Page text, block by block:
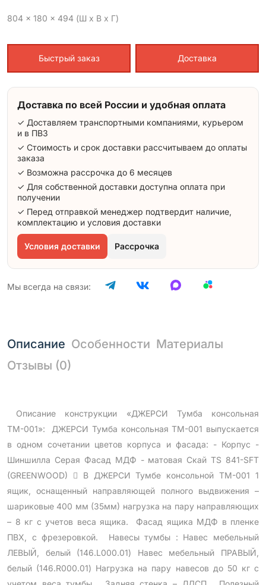
804 x 180 x 494 (Ш x В x Г)
Быстрый заказ Доставка
Доставка по всей России и удобная оплата
✓ Доставляем транспортными компаниями, курьером
и в ПВЗ
✓ Стоимость и срок доставки рассчитываем до оплаты
заказа
✓ Возможна рассрочка до 6 месяцев
✓ Для собственной доставки доступна оплата при
получении
✓ Перед отправкой менеджер подтвердит наличие,
комплектацию и условия доставки
Условия доставки Рассрочка
Мы всегда на связи:
Описание Особенности Материалы
Отзывы (0)
Описание конструкции «ДЖЕРСИ Тумба консольная
ТМ-001»: ДЖЕРСИ Тумба консольная ТМ-001 выпускается
в одном сочетании цветов корпуса и фасада: - Корпус -
Шиншилла Серая Фасад МДФ - матовая Скай TS 841-SFT
(GREENWOOD)  В ДЖЕРСИ Тумбе консольной ТМ-001 1
ящик, оснащенный направляющей полного выдвижения –
шариковые 400 мм (35мм) нагрузка на пару направляющих
– 8 кг с учетов веса ящика. Фасад ящика МДФ в пленке
ПВХ, с фрезеровкой. Навесы тумбы : Навес мебельный
ЛЕВЫЙ, белый (146.L000.01) Навес мебельный ПРАВЫЙ,
белый (146.R000.01) Нагрузка на пару навесов до 50 кг с